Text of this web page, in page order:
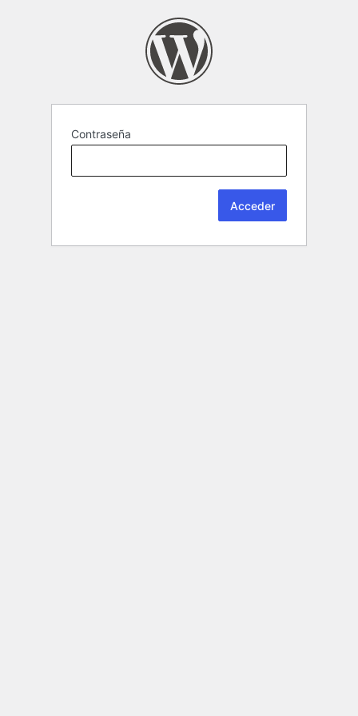
Contraseña